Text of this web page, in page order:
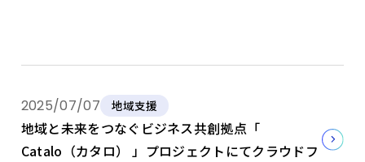
2025/07/07 地域支援
地域と未来をつなぐビジネス共創拠点「
Catalo（カタロ） 」プロジェクトにてクラウドフ